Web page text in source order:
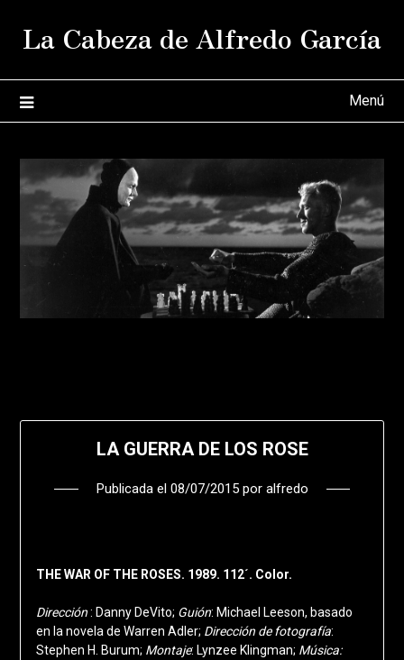
La Cabeza de Alfredo García
Menú
LA GUERRA DE LOS ROSE
Publicada el 08/07/2015por alfredo
THE WAR OF THE ROSES. 1989. 112´. Color.
Dirección: Danny DeVito; Guión: Michael Leeson, basado
en la novela de Warren Adler; Dirección de fotografía:
Stephen H. Burum; Montaje: Lynzee Klingman; Música: